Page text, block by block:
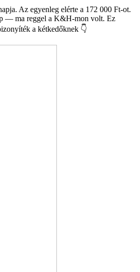
Az egyenleg elérte a 172 000 Ft-ot.
— ma reggel a K&H-mon volt. Ez
a kétkedőknek 👇